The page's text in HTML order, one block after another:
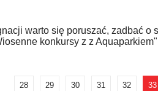
warto się poruszać, zadbać
konkursy z z
28 29 30 31 32 33